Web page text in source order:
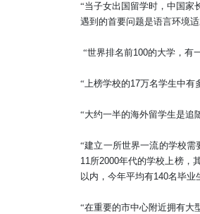
“当子女出国留学时，中国家
遇到的首要问题是语言环境
“世界排名前100的大学，有
“上榜学校的17万名学生中有
“大约一半的海外留学生是追
“建立一所世界一流的学校需
11所2000年代的学校上榜，
以内，今年平均有140名毕业
“在重要的市中心附近拥有大